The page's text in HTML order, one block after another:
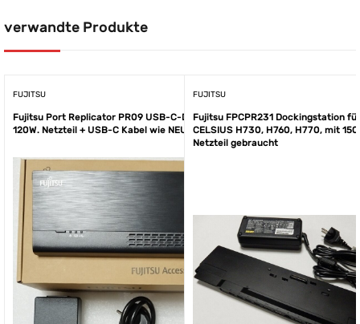
verwandte Produkte
FUJITSU
Fujitsu Port Replicator PR09 USB-C-Dock. +
120W. Netzteil + USB-C Kabel wie NEU
FUJITSU
Fujitsu FPCPR231 Dockingstation für
CELSIUS H730, H760, H770, mit
Netzteil gebraucht